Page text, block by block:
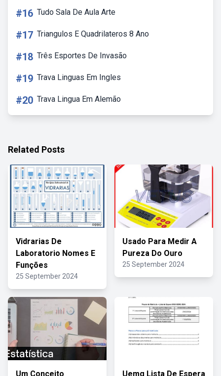
#16 Tudo Sala De Aula Arte
#17 Triangulos E Quadrilateros 8 Ano
#18 Três Esportes De Invasão
#19 Trava Linguas Em Ingles
#20 Trava Lingua Em Alemão
Related Posts
Vidrarias De
Laboratorio Nomes E
Funções
25 September 2024
Usado Para Medir A
Pureza Do Ouro
25 September 2024
Um Conceito Uemg Lista De Espera